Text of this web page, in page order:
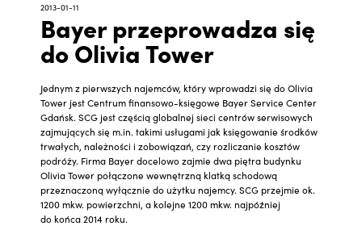
2013-01-11
Bayer przeprowadza się
do Olivia Tower
Jednym z pierwszych najemców, który wprowadzi się do Olivia
Tower jest Centrum finansowo-księgowe Bayer Service Center
Gdańsk. SCG jest częścią globalnej sieci centrów serwisowych
zajmujących się m.in. takimi usługami jak księgowanie środków
trwałych, należności i zobowiązań, czy rozliczanie kosztów
podróży. Firma Bayer docelowo zajmie dwa piętra budynku
Olivia Tower połączone wewnętrzną klatką schodową
przeznaczoną wyłącznie do użytku najemcy. SCG przejmie ok.
1200 mkw. powierzchni, a kolejne 1200 mkw. najpóźniej
do końca 2014 roku.